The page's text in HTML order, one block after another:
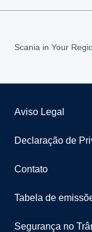
Scania in Your
Aviso Legal
Declaração de
Contato
Tabela de
Segurança no